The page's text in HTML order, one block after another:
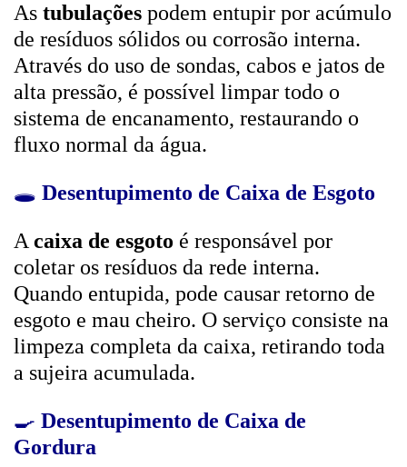
As tubulações podem entupir por acúmulo
de resíduos sólidos ou corrosão interna.
Através do uso de sondas, cabos e jatos de
alta pressão, é possível limpar todo o
sistema de encanamento, restaurando o
fluxo normal da água.
🕳️ Desentupimento de Caixa de Esgoto
A caixa de esgoto é responsável por
coletar os resíduos da rede interna.
Quando entupida, pode causar retorno de
esgoto e mau cheiro. O serviço consiste na
limpeza completa da caixa, retirando toda
a sujeira acumulada.
🍳 Desentupimento de Caixa de
Gordura